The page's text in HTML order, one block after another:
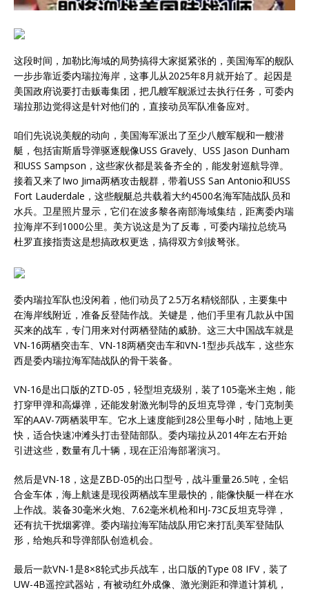
这段时间，加勒比海域的局势搞得大家挺紧张的，美国海军的舰队
一步步靠近委内瑞拉海岸，这事儿从2025年8月就开始了。起因是
美国政府说要打击贩毒集团，把几艘军舰派过去执行任务，可委内
瑞拉那边觉得这是针对他们的，直接动员军队准备应对。
咱们先说说美舰的动向，美国海军派出了至少八艘军舰和一艘潜
艇，包括宙斯盾导弹驱逐舰像USS Gravely、USS Jason Dunham
和USS Sampson，这些家伙都是装备齐全的，能发射巡航导弹。
接着又来了Iwo Jima两栖攻击舰群，带着USS San Antonio和USS
Fort Lauderdale，这些舰艇总共载着大约4500名海军陆战队员和
水兵。卫星照片显示，它们在波多黎各南部海域集结，距离委内瑞
拉海岸不到1000公里。美方说这是为了反毒，可委内瑞拉总统马
杜罗直接指责这是想搞政权更迭，搞得双方剑拔弩张。
委内瑞拉军队也没闲着，他们动员了2.5万名精锐部队，主要集中
在海岸线附近，准备反登陆作战。关键是，他们手里有几款从中国
买来的战车，专门用来对付两栖登陆的威胁。这三大中国战车就是
VN-16两栖突击车、VN-18两栖突击车和VN-1型步兵战车，这些东
西是委内瑞拉海军陆战队的骨干装备。
VN-16是出口版的ZTD-05，轻型坦克级别，装了105毫米主炮，能
打穿甲弹和高爆弹，还能发射激光制导的反坦克导弹，专门克制美
军的AAV-7两栖装甲车。它水上速度能到28公里每小时，陆地上更
快，适合快速冲滩头打击登陆部队。委内瑞拉从2014年左右开始
引进这些，数量有几十辆，现在正沿海部署演习。
然后是VN-18，这是ZBD-05的出口型号，战斗重量26.5吨，全铝
合金车体，海上航速是现役两栖战车里最快的，能像快艇一样在水
上作战。装备30毫米火炮、7.62毫米机枪和HJ-73C反坦克导弹，
还有抗干扰烟雾弹。委内瑞拉海军陆战队用它来打乱美军登陆队
形，给炮兵和导弹部队创造机会。
最后一款VN-1是8×8轮式步兵战车，出口版的Type 08 IFV，装了
UW-4B遥控武器站，有被动红外成像、激光测距和弹道计算机，